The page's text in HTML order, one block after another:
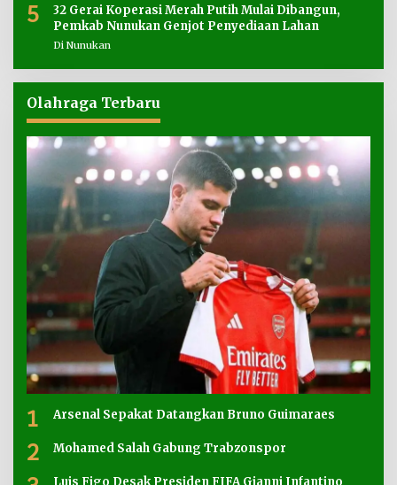
5
32 Gerai Koperasi Merah Putih Mulai Dibangun,
Pemkab Nunukan Genjot Penyediaan Lahan
Di Nunukan
Olahraga Terbaru
1 Arsenal Sepakat Datangkan Bruno Guimaraes
2 Mohamed Salah Gabung Trabzonspor
Luis Figo Desak Presiden FIFA Gianni Infantino